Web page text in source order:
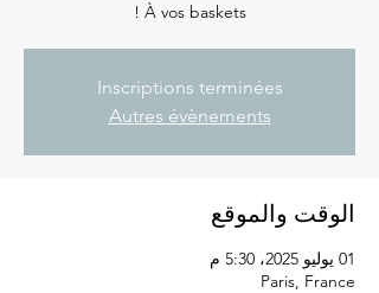
À vos baskets !
Inscriptions terminées
Autres évènements
الوقت والموقع
01 يوليو 2025، 5:30 م
Paris, France